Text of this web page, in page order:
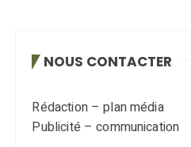
NOUS CONTACTER
Rédaction – plan média
Publicité – communication